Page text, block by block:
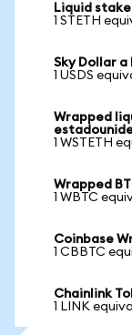
Liquid
1 STETH
Sky Dollar
1 USDS
Wrapped
1 WSTETH
Wrapped
1 WBTC
Coinbase
1 CBBTC
Chainlink
1 LINK